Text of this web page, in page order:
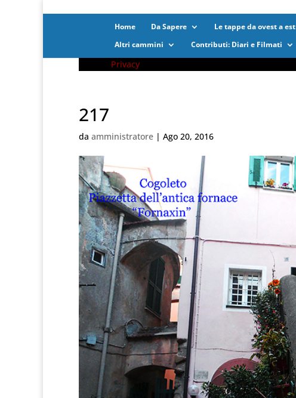
Privacy
Home Da Sapere Le tappe da ovest a est
Altri cammini
Contributi: Diari e Filmati
217
da amministratore | Ago 20, 2016